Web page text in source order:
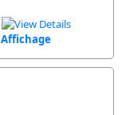
Affichage